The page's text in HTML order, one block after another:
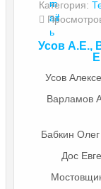
ч
ат
ь
m
ail
Категория:
Усов А.Е.,
Усов
Варламов
Бабкин
Дос